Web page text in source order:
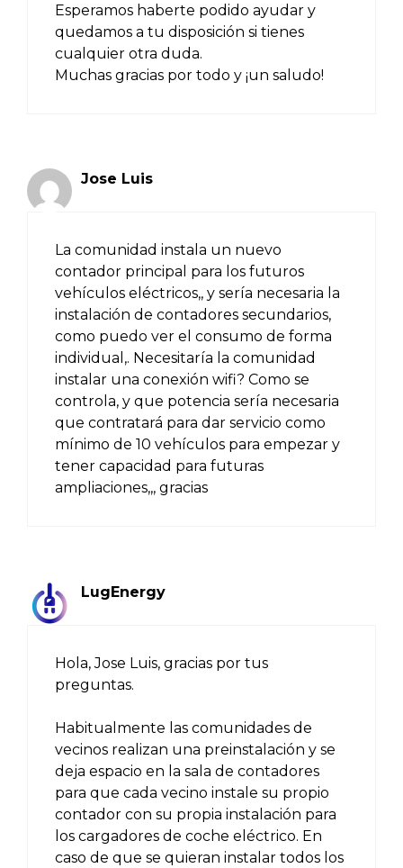
Esperamos haberte podido ayudar y
quedamos a tu disposición si tienes
cualquier otra duda.
Muchas gracias por todo y ¡un saludo!
Jose Luis
La comunidad instala un nuevo
contador principal para los futuros
vehículos eléctricos,, y sería necesaria la
instalación de contadores secundarios,
como puedo ver el consumo de forma
individual,. Necesitaría la comunidad
instalar una conexión wifi? Como se
controla, y que potencia sería necesaria
que contratará para dar servicio como
mínimo de 10 vehículos para empezar y
tener capacidad para futuras
ampliaciones,,, gracias
LugEnergy
Hola, Jose Luis, gracias por tus
preguntas.
Habitualmente las comunidades de
vecinos realizan una preinstalación y se
deja espacio en la sala de contadores
para que cada vecino instale su propio
contador con su propia instalación para
los cargadores de coche eléctrico. En
caso de que se quieran instalar todos los